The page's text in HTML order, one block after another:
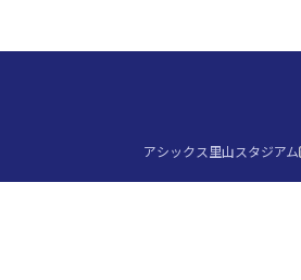
アシックス里山スタジアム